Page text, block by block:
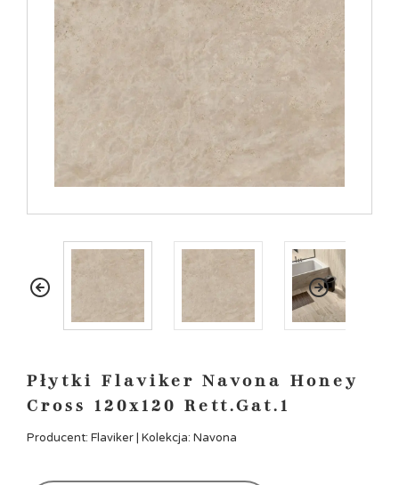
Płytki Flaviker Navona Honey
Cross 120x120 Rett.Gat.1
Producent: Flaviker | Kolekcja: Navona